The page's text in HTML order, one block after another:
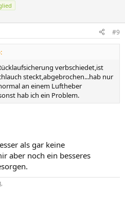
#9
verbschiedet,ist
steckt,abgebrochen...hab nur
an einem Luftheber
hab ich ein Problem.
als gar keine
aber noch ein besseres